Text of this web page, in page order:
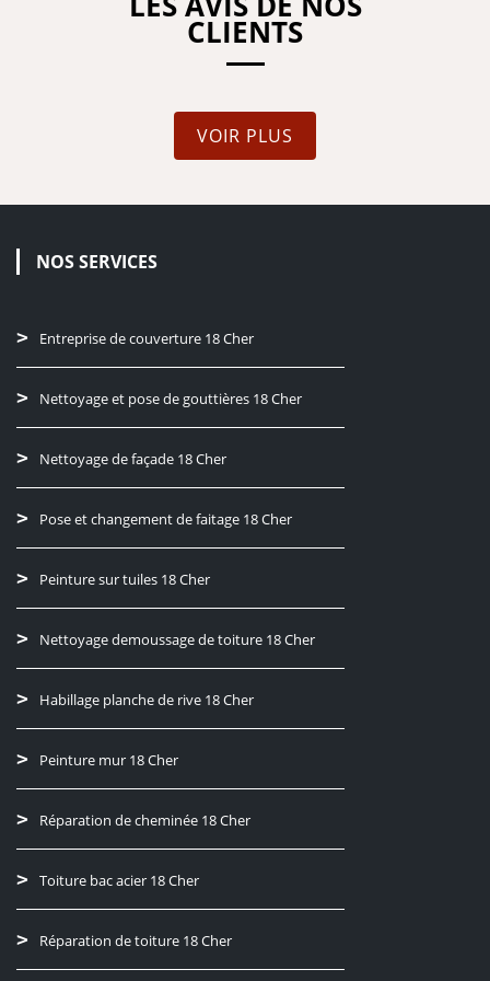
CLIENTS
VOIR PLUS
NOS SERVICES
Entreprise de couverture 18 Cher
Nettoyage et pose de gouttières 18 Cher
Nettoyage de façade 18 Cher
Pose et changement de faitage 18 Cher
Peinture sur tuiles 18 Cher
Nettoyage demoussage de toiture 18 Cher
Habillage planche de rive 18 Cher
Peinture mur 18 Cher
Réparation de cheminée 18 Cher
Toiture bac acier 18 Cher
Réparation de toiture 18 Cher